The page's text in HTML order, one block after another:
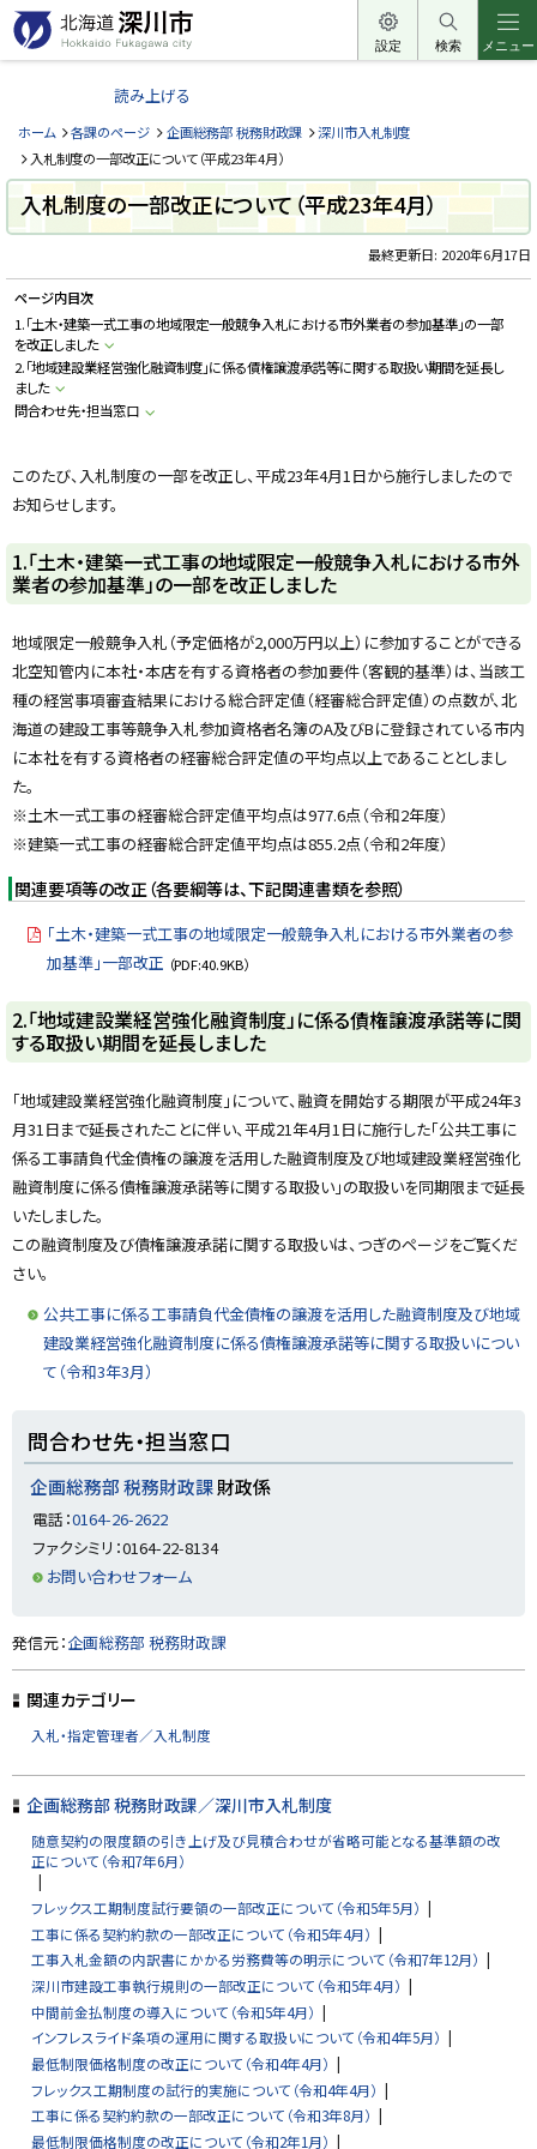
本
文
へ
ー
北
道
深
川
市
H
k
a
d
o
F
u
k
a
w
a
c
i
y
設定 検索 メニュー
読み上げる
ホーム 各課のページ 企画総務部 税務財政課
深川市入札制度
入札制度の一部改正について（平成23年4月）
入札制度の一部改正について（平成23年4月）
最終更新日: 2020年6月17日
ページ内目次
1.「土木・建築一式工事の地域限定一般競争入札における市外業者の参加基準」の一部
を改正しました
2.「地域建設業経営強化融資制度」に係る債権譲渡承諾等に関する取扱い期間を延長し
ました
問合わせ先・担当窓口
このたび、入札制度の一部を改正し、平成23年4月1日から施行しましたので
お知らせします。
1.「土木・建築一式工事の地域限定一般競争入札における市外
業者の参加基準」の一部を改正しました
地域限定一般競争入札（予定価格が2,000万円以上）に参加することができる
北空知管内に本社・本店を有する資格者の参加要件（客観的基準）は、当該工
種の経営事項審査結果における総合評定値（経審総合評定値）の点数が、北
海道の建設工事等競争入札参加資格者名簿のA及びBに登録されている市内
に本社を有する資格者の経審総合評定値の平均点以上であることとしまし
た。
※土木一式工事の経審総合評定値平均点は977.6点（令和2年度）
※建築一式工事の経審総合評定値平均点は855.2点（令和2年度）
関連要項等の改正（各要綱等は、下記関連書類を参照）
「土木・建築一式工事の地域限定一般競争入札における市外業者の参
加基準」一部改正 （PDF:40.9KB）
ト
ッ
に
戻
る
2.「地域建設業経営強化融資制度」に係る債権譲渡承諾等に関
する取扱い期間を延長しました
「地域建設業経営強化融資制度」について、融資を開始する期限が平成24年3
月31日まで延長されたことに伴い、平成21年4月1日に施行した「公共工事に
係る工事請負代金債権の譲渡を活用した融資制度及び地域建設業経営強化
融資制度に係る債権譲渡承諾等に関する取扱い」の取扱いを同期限まで延長
いたしました。
この融資制度及び債権譲渡承諾に関する取扱いは、つぎのページをご覧くだ
さい。
公共工事に係る工事請負代金債権の譲渡を活用した融資制度及び地域
建設業経営強化融資制度に係る債権譲渡承諾等に関する取扱いについ
て（令和3年3月）
問合わせ先・担当窓口
企画総務部 税務財政課財政係
電話：0164-26-2622
ファクシミリ：0164-22-8134
お問い合わせフォーム
ト
ッ
プ
る
発信元：企画総務部 税務財政課
関連カテゴリー
入札・指定管理者／入札制度
企画総務部 税務財政課／深川市入札制度
随意契約の限度額の引き上げ及び見積合わせが省略可能となる基準額の改
正について（令和7年6月）
フレックス工期制度試行要領の一部改正について（令和5年5月）
工事に係る契約約款の一部改正について（令和5年4月）
工事入札金額の内訳書にかかる労務費等の明示について（令和7年12月）
深川市建設工事執行規則の一部改正について（令和5年4月）
中間前金払制度の導入について（令和5年4月）
インフレスライド条項の運用に関する取扱いについて（令和4年5月）
最低制限価格制度の改正について（令和4年4月）
フレックス工期制度の試行的実施について（令和4年4月）
工事に係る契約約款の一部改正について（令和3年8月）
最低制限価格制度の改正について（令和2年1月）